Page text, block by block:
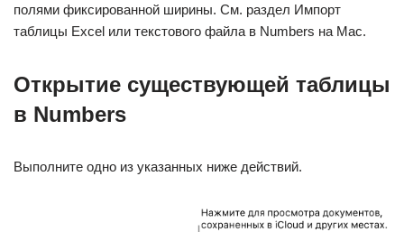
полями фиксированной ширины. См. раздел Импорт
таблицы Excel или текстового файла в Numbers на Mac.
Открытие существующей таблицы
в Numbers
Выполните одно из указанных ниже действий.